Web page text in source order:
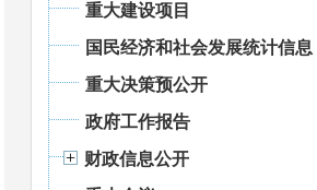
重大建设项目
国民经济和社会发展统计信息
重大决策预公开
政府工作报告
财政信息公开